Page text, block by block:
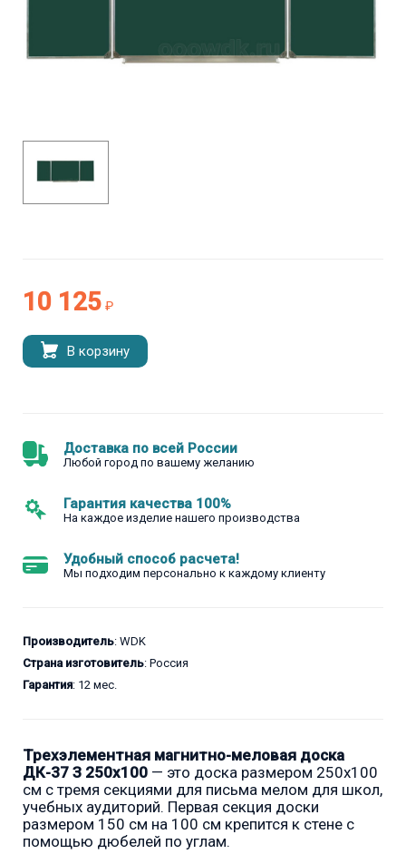
10 125 ₽
В корзину
Доставка по всей России
Любой город по вашему желанию
Гарантия качества 100%
На каждое изделие нашего производства
Удобный способ расчета!
Мы подходим персонально к каждому клиенту
Производитель: WDK
Страна изготовитель: Россия
Гарантия: 12 мес.
Трехэлементная магнитно-меловая доска
ДК-37 З 250х100 — это доска размером 250x100
см с тремя секциями для письма мелом для школ,
учебных аудиторий. Первая секция доски
размером 150 см на 100 см крепится к стене с
помощью дюбелей по углам.